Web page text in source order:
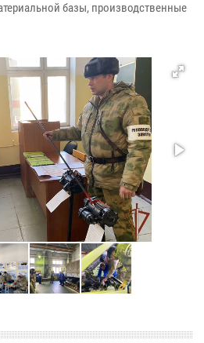
базы, производственные